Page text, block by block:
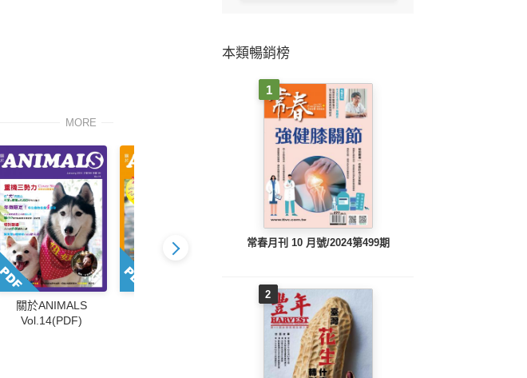
MORE
關於ANIMALS
Vol.14(PDF)
關於ANIMALS
Vol.12(PDF)
本類暢銷榜
1
常春月刊 10 月號/2024第499期
2